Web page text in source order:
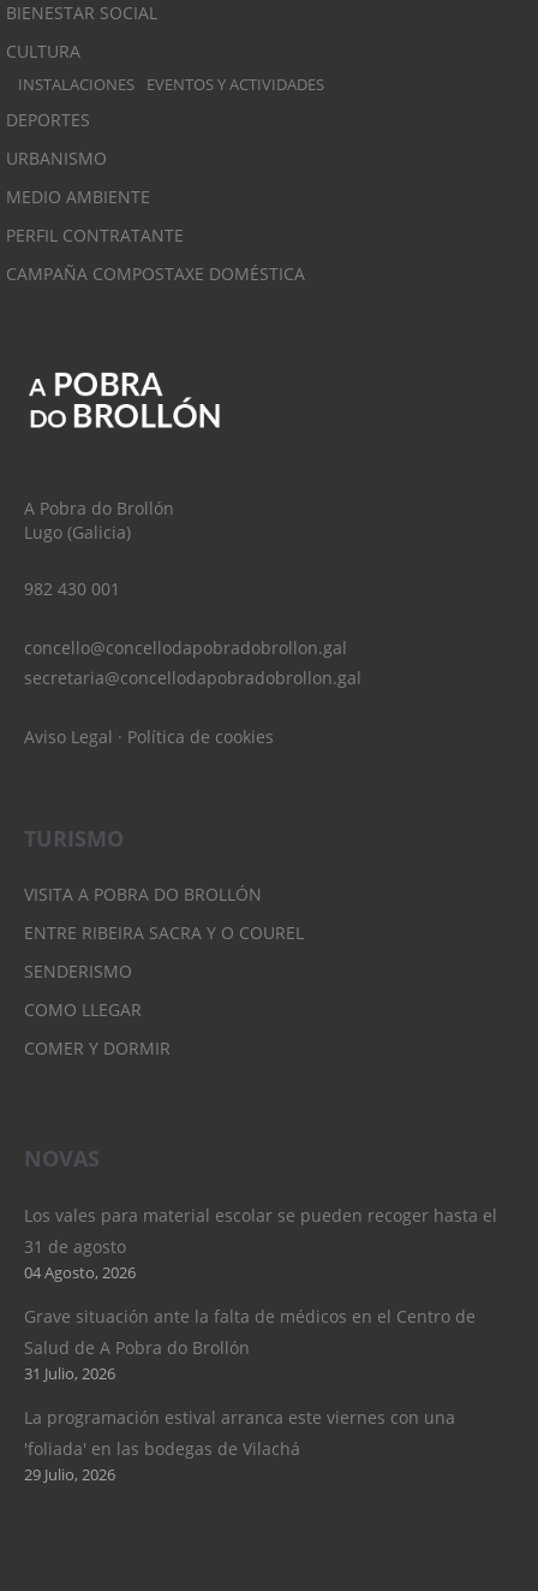
BIENESTAR SOCIAL
CULTURA
INSTALACIONES EVENTOS Y ACTIVIDADES
DEPORTES
URBANISMO
MEDIO AMBIENTE
PERFIL CONTRATANTE
CAMPAÑA COMPOSTAXE DOMÉSTICA
A Pobra do Brollón
Lugo (Galicia)
982 430 001
concello@concellodapobradobrollon.gal
secretaria@concellodapobradobrollon.gal
Aviso Legal · Política de cookies
TURISMO
VISITA A POBRA DO BROLLÓN
ENTRE RIBEIRA SACRA Y O COUREL
SENDERISMO
COMO LLEGAR
COMER Y DORMIR
NOVAS
Los vales para material escolar se pueden recoger hasta el
31 de agosto
04 Agosto, 2026
Grave situación ante la falta de médicos en el Centro de
Salud de A Pobra do Brollón
31 Julio, 2026
La programación estival arranca este viernes con una
'foliada' en las bodegas de Vilachá
29 Julio, 2026